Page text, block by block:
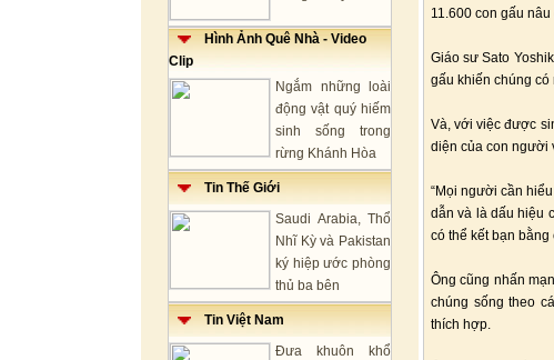
Hình Ảnh Quê Nhà - Video
Clip
Ngắm những loài
động vật quý hiếm
sinh sống trong
rừng Khánh Hòa
Tin Thế Giới
Saudi Arabia, Thổ
Nhĩ Kỳ và Pakistan
ký hiệp ước phòng
thủ ba bên
Tin Việt Nam
Đưa khuôn khổ
11.600 con gấu
Giáo sư Sato
gấu khiến chúng
Và, với việc được
diện của con người
“Mọi người cần
dẫn và là dấu hiệu
có thể kết bạn bằng
Ông cũng nhấn
chúng sống theo
thích hợp.